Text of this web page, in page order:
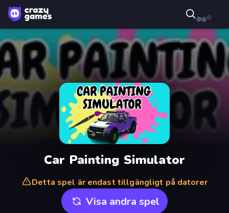
Car Painting Simulator
Detta spel är endast tillgängligt på datorer
Visa andra spel